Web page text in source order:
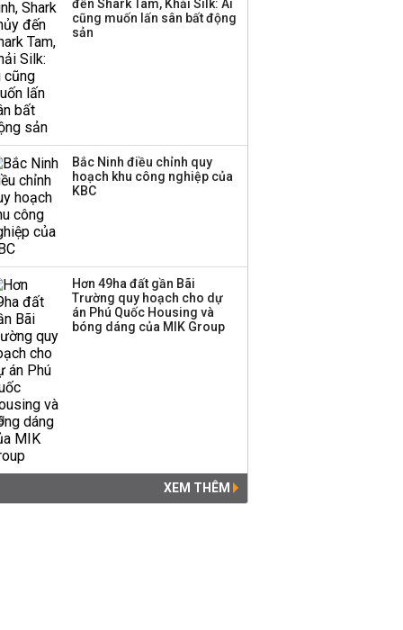
đến Shark Tam, Khải Silk: Ai
cũng muốn lấn sân bất động
sản
Bắc Ninh điều chỉnh quy
hoạch khu công nghiệp của
KBC
Hơn 49ha đất gần Bãi
Trường quy hoạch cho dự
án Phú Quốc Housing và
bóng dáng của MIK Group
XEM THÊM